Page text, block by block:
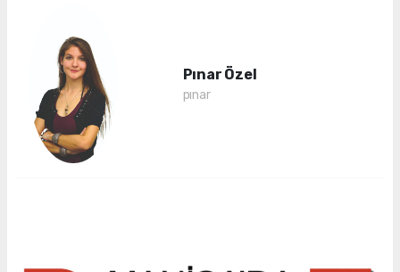
Pınar Özel
pınar